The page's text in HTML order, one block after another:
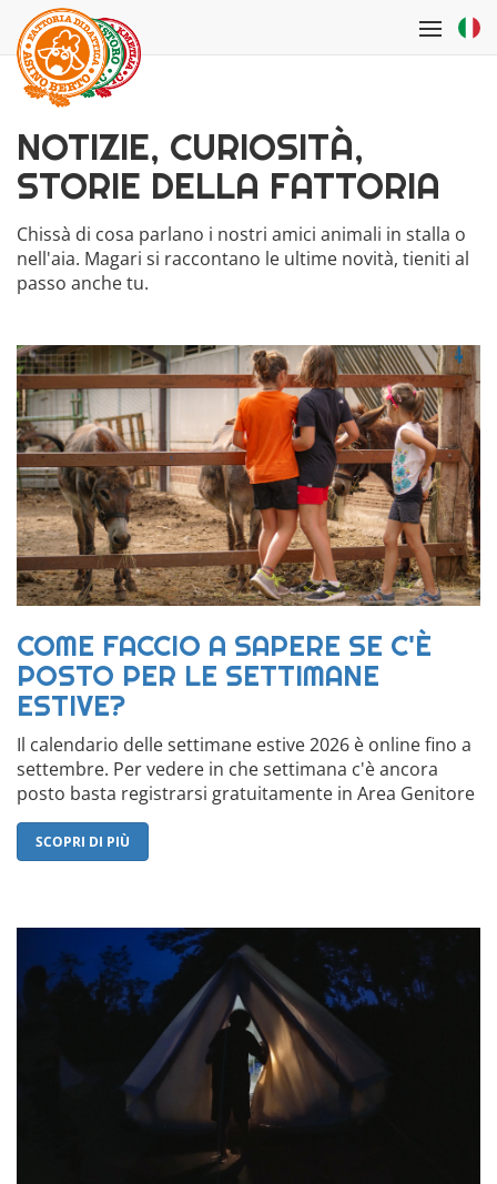
Salta al contenuto principale
Toggle
NOTIZIE, CURIOSITÀ,
STORIE DELLA FATTORIA
Chissà di cosa parlano i nostri amici animali in stalla o
nell'aia. Magari si raccontano le ultime novità, tieniti al
passo anche tu.
COME FACCIO A SAPERE SE C'È
POSTO PER LE SETTIMANE
ESTIVE?
Il calendario delle settimane estive 2026 è online fino a
settembre. Per vedere in che settimana c'è ancora
posto basta registrarsi gratuitamente in Area Genitore
SCOPRI DI PIÙ